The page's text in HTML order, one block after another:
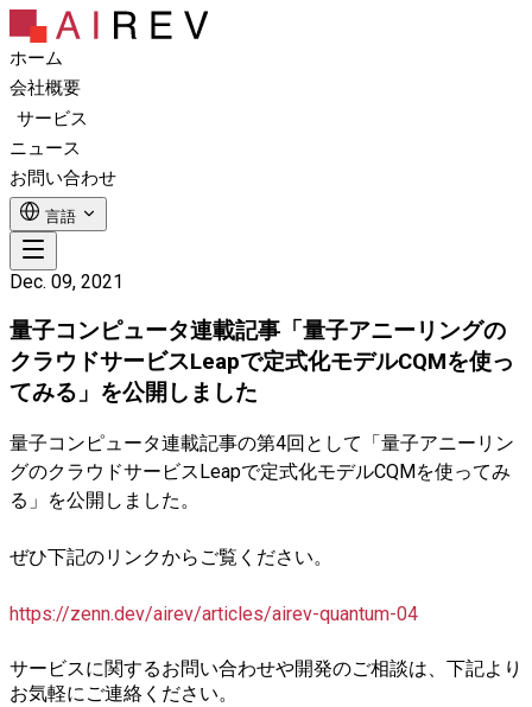
ホーム
会社概要
サービス
ニュース
お問い合わせ
言語
Dec. 09, 2021
量子コンピュータ連載記事「量子アニーリングの
クラウドサービスLeapで定式化モデルCQMを使っ
てみる」を公開しました
量子コンピュータ連載記事の第4回として「量子アニーリン
グのクラウドサービスLeapで定式化モデルCQMを使ってみ
る」を公開しました。
ぜひ下記のリンクからご覧ください。
https://zenn.dev/airev/articles/airev-quantum-04
サービスに関するお問い合わせや開発のご相談は、下記より
お気軽にご連絡ください。